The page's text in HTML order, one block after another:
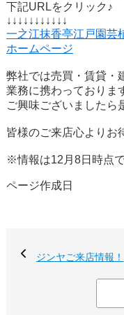
下記URLをクリック♪
↓↓↓↓↓↓↓↓↓↓↓
一之江抹香亭江戸園
ホームページ
弊社では売買・賃貸・
業務に携わっておりま
ご興味ございましたら
皆様のご来店心よりお
※情報は12月8日時点
ページ作成日
ジンヤご来店情報！